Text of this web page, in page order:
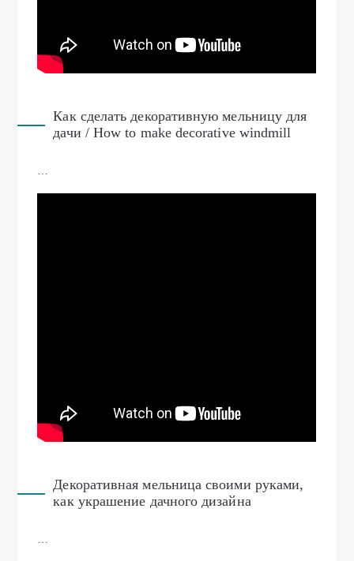
Как сделать декоративную мельницу для
дачи / How to make decorative windmill
Декоративная мельница своими руками,
как украшение дачного дизайна